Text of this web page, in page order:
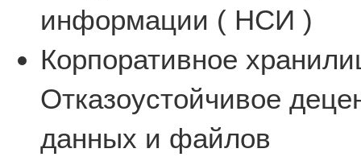
информации ( НСИ )
Корпоративное
Отказоустойчивое
данных и файлов